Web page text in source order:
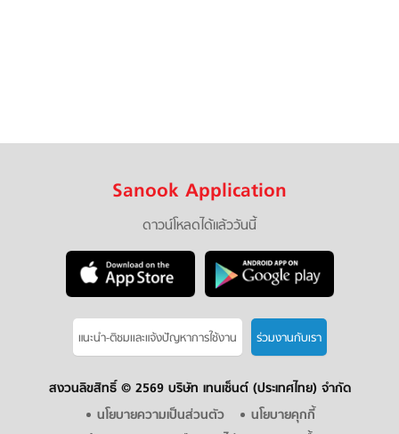
Sanook Application
ดาวน์โหลดได้แล้ววันนี้
แนะนำ-ติชมเเละแจ้งปัญหาการใช้งาน ร่วมงานกับเรา
สงวนลิขสิทธิ์ © 2569 บริษัท เทนเซ็นต์ (ประเทศไทย) จำกัด
นโยบายความเป็นส่วนตัว
นโยบายคุกกี้